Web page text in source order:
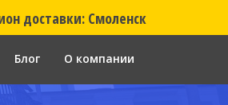
доставки: Смоленск
Блог О компании